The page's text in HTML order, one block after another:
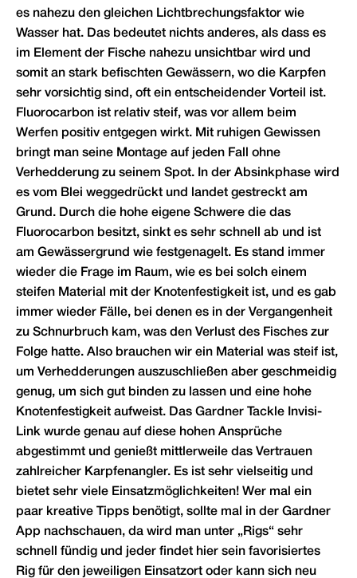
es nahezu den gleichen Lichtbrechungsfaktor wie
Wasser hat. Das bedeutet nichts anderes, als dass es
im Element der Fische nahezu unsichtbar wird und
somit an stark befischten Gewässern, wo die Karpfen
sehr vorsichtig sind, oft ein entscheidender Vorteil ist.
Fluorocarbon ist relativ steif, was vor allem beim
Werfen positiv entgegen wirkt. Mit ruhigen Gewissen
bringt man seine Montage auf jeden Fall ohne
Verhedderung zu seinem Spot. In der Absinkphase wird
es vom Blei weggedrückt und landet gestreckt am
Grund. Durch die hohe eigene Schwere die das
Fluorocarbon besitzt, sinkt es sehr schnell ab und ist
am Gewässergrund wie festgenagelt. Es stand immer
wieder die Frage im Raum, wie es bei solch einem
steifen Material mit der Knotenfestigkeit ist, und es gab
immer wieder Fälle, bei denen es in der Vergangenheit
zu Schnurbruch kam, was den Verlust des Fisches zur
Folge hatte. Also brauchen wir ein Material was steif ist,
um Verhedderungen auszuschließen aber geschmeidig
genug, um sich gut binden zu lassen und eine hohe
Knotenfestigkeit aufweist. Das Gardner Tackle Invisi-
Link wurde genau auf diese hohen Ansprüche
abgestimmt und genießt mittlerweile das Vertrauen
zahlreicher Karpfenangler. Es ist sehr vielseitig und
bietet sehr viele Einsatzmöglichkeiten! Wer mal ein
paar kreative Tipps benötigt, sollte mal in der Gardner
App nachschauen, da wird man unter „Rigs“ sehr
schnell fündig und jeder findet hier sein favorisiertes
Rig für den jeweiligen Einsatzort oder kann sich neu